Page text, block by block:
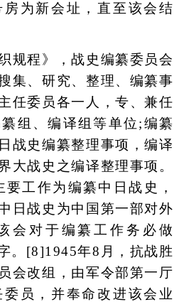
为新会址，直至该会结
程》，战史编纂委员会
集、研究、整理、编纂事
任委员各一人，专、兼任
组、编译组等单位;编纂
战史编纂整理事项，编译
大战史之编译整理事项。
工作为编纂中日战史，
日战史为中国第一部对外
会对于编纂工作务必做
。[8]1945年8月，抗战胜
会改组，由军令部第一厅
员，并奉命改进该会业